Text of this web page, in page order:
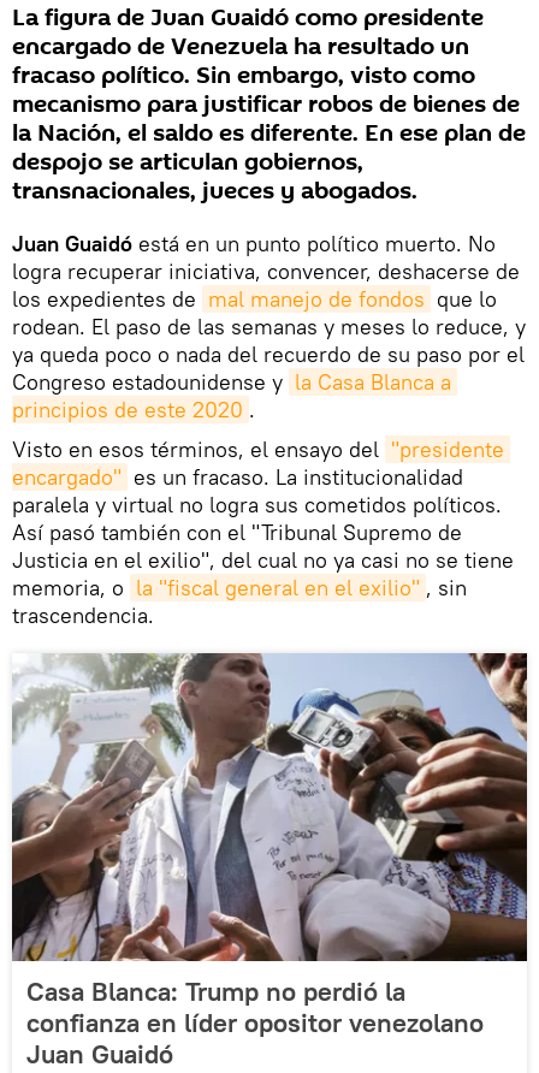
La figura de Juan Guaidó como presidente
encargado de Venezuela ha resultado un
fracaso político. Sin embargo, visto como
mecanismo para justificar robos de bienes de
la Nación, el saldo es diferente. En ese plan de
despojo se articulan gobiernos,
transnacionales, jueces y abogados.
Juan Guaidó está en un punto político muerto. No
logra recuperar iniciativa, convencer, deshacerse de
los expedientes de mal manejo de fondos que lo
rodean. El paso de las semanas y meses lo reduce, y
ya queda poco o nada del recuerdo de su paso por el
Congreso estadounidense y la Casa Blanca a
principios de este 2020 .
Visto en esos términos, el ensayo del "presidente
encargado" es un fracaso. La institucionalidad
paralela y virtual no logra sus cometidos políticos.
Así pasó también con el "Tribunal Supremo de
Justicia en el exilio", del cual no ya casi no se tiene
memoria, o la "fiscal general en el exilio" , sin
trascendencia.
Casa Blanca: Trump no perdió la
confianza en líder opositor venezolano
Juan Guaidó